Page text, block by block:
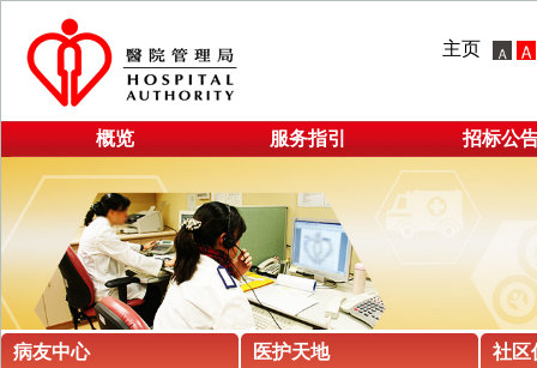
主页
概览 服务指引 招标公
病友中心 医护天地 社区